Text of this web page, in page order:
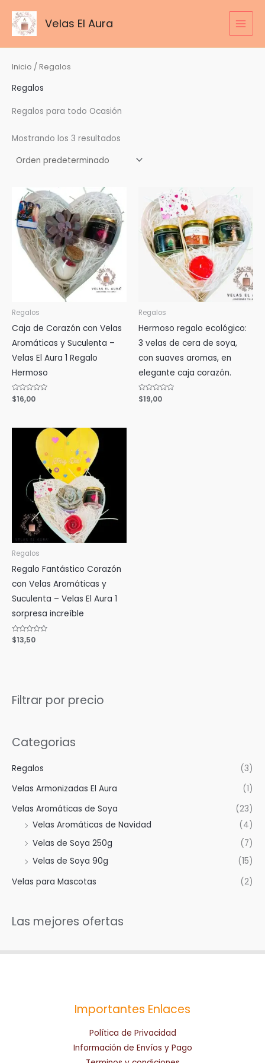
contenido
Velas El Aura
Filtrar por precio
Categorias
Regalos
(3)
Velas Armonizadas El Aura
(1)
Velas Aromáticas de Soya
(23)
Velas Aromáticas de Navidad
(4)
Velas de Soya 250g
(7)
Velas de Soya 90g
(15)
Velas para Mascotas
(2)
Las mejores ofertas
Inicio / Regalos
Regalos
Regalos para todo Ocasión
Mostrando los 3 resultados
Regalos
Caja de Corazón con Velas
Aromáticas y Suculenta –
Velas El Aura 1 Regalo
Hermoso
Valorado
con
$16,00
Regalos
Hermoso regalo ecológico:
3 velas de cera de soya,
con suaves aromas, en
elegante caja corazón.
Valorado
con
$19,00
Regalos
Regalo Fantástico Corazón
con Velas Aromáticas y
Suculenta – Velas El Aura 1
sorpresa increíble
Valorado
con
$13,50
Importantes Enlaces
Política de Privacidad
Información de Envíos y Pago